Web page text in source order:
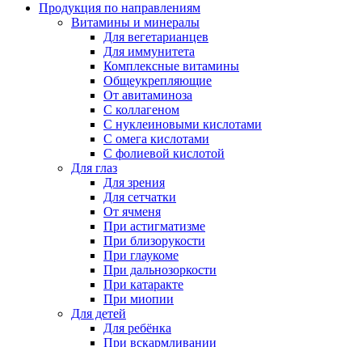
Продукция по направлениям
Витамины и минералы
Для вегетарианцев
Для иммунитета
Комплексные витамины
Общеукрепляющие
От авитаминоза
С коллагеном
С нуклеиновыми кислотами
С омега кислотами
С фолиевой кислотой
Для глаз
Для зрения
Для сетчатки
От ячменя
При астигматизме
При близорукости
При глаукоме
При дальнозоркости
При катаракте
При миопии
Для детей
Для ребёнка
При вскармливании